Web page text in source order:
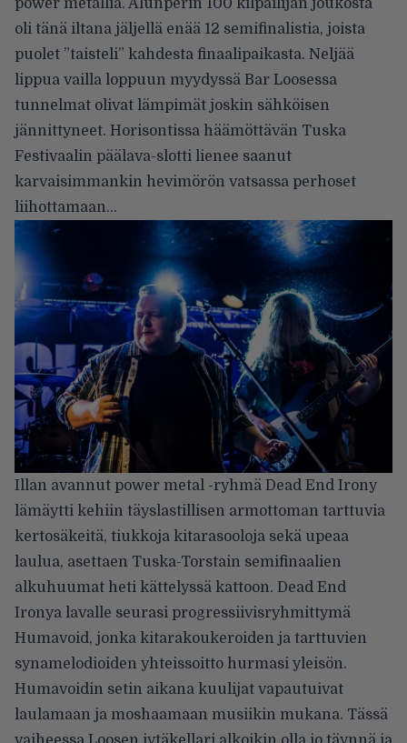
power metallia. Alunperin 100 kilpailijan joukosta
oli tänä iltana jäljellä enää 12 semifinalistia, joista
puolet ”taisteli” kahdesta finaalipaikasta. Neljää
lippua vailla loppuun myydyssä Bar Loosessa
tunnelmat olivat lämpimät joskin sähköisen
jännittyneet. Horisontissa häämöttävän Tuska
Festivaalin päälava-slotti lienee saanut
karvaisimmankin hevimörön vatsassa perhoset
liihottamaan…
Illan avannut power metal -ryhmä Dead End Irony
lämäytti kehiin täyslastillisen armottoman tarttuvia
kertosäkeitä, tiukkoja kitarasooloja sekä upeaa
laulua, asettaen Tuska-Torstain semifinaalien
alkuhuumat heti kättelyssä kattoon. Dead End
Ironya lavalle seurasi progressiivisryhmittymä
Humavoid, jonka kitarakoukeroiden ja tarttuvien
synamelodioiden yhteissoitto hurmasi yleisön.
Humavoidin setin aikana kuulijat vapautuivat
laulamaan ja moshaamaan musiikin mukana. Tässä